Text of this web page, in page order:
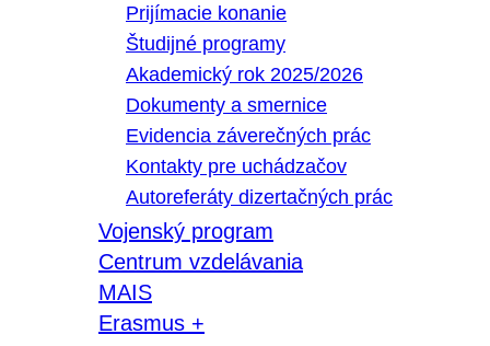
Prijímacie konanie
Študijné programy
Akademický rok 2025/2026
Dokumenty a smernice
Evidencia záverečných prác
Kontakty pre uchádzačov
Autoreferáty dizertačných prác
Vojenský program
Centrum vzdelávania
MAIS
Erasmus +